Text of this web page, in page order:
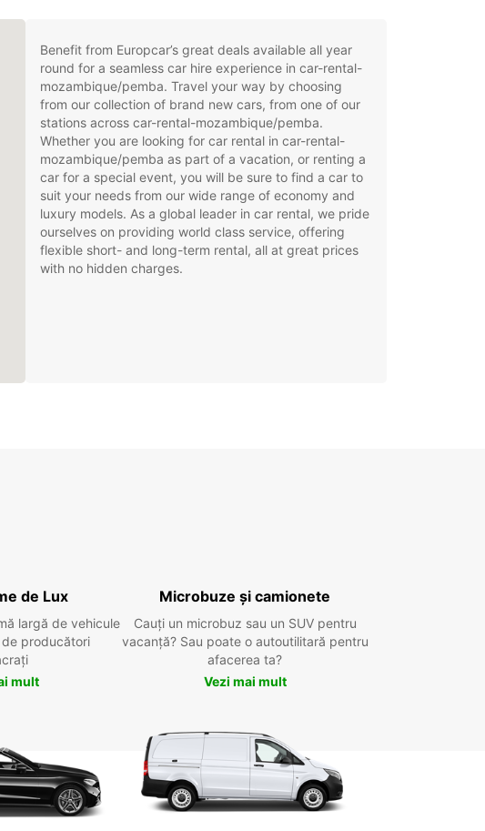
Benefit from Europcar’s great deals available all year
round for a seamless car hire experience in car-rental-
mozambique/pemba. Travel your way by choosing
from our collection of brand new cars, from one of our
stations across car-rental-mozambique/pemba.
Whether you are looking for car rental in car-rental-
mozambique/pemba as part of a vacation, or renting a
car for a special event, you will be sure to find a car to
suit your needs from our wide range of economy and
luxury models. As a global leader in car rental, we pride
ourselves on providing world class service, offering
flexible short- and long-term rental, all at great prices
with no hidden charges.
de Lux
largă de vehicule
producători
mult
Microbuze și camionete
Cauți un microbuz sau un SUV pentru
vacanță? Sau poate o autoutilitară pentru
afacerea ta?
Vezi mai mult